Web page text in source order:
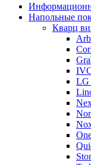
Напольные
Кварц
LG